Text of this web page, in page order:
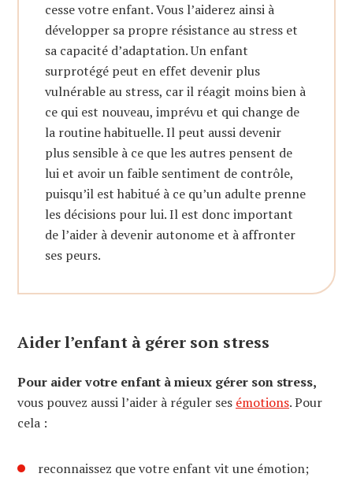
cesse votre enfant. Vous l’aiderez ainsi à
développer sa propre résistance au stress et
sa capacité d’adaptation. Un enfant
surprotégé peut en effet devenir plus
vulnérable au stress, car il réagit moins bien à
ce qui est nouveau, imprévu et qui change de
la routine habituelle. Il peut aussi devenir
plus sensible à ce que les autres pensent de
lui et avoir un faible sentiment de contrôle,
puisqu’il est habitué à ce qu’un adulte prenne
les décisions pour lui. Il est donc important
de l’aider à devenir autonome et à affronter
ses peurs.
Aider l’enfant à gérer son stress
Pour aider votre enfant à mieux gérer son stress,
vous pouvez aussi l’aider à réguler ses émotions. Pour
cela :
reconnaissez que votre enfant vit une émotion;